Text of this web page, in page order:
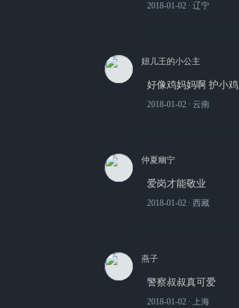
2018-01-02 ∙ 辽宁
妞儿王的小公主
好像鸡妈妈啊 护小鸡
2018-01-02 ∙ 云南
仲夏幽宁
爱岗才能敬业
2018-01-02 ∙ 西藏
燕子
警察叔叔真可爱
2018-01-02 ∙ 上海